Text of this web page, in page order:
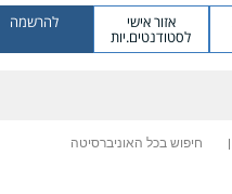
אזור אישי
לסטודנטים.יות
להרשמה
חיפוש בכל האוניברסיטה